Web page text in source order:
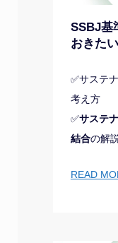
SSBJ基
おきた
✅サステ
考え方
✅サステ
結合の解説
READ